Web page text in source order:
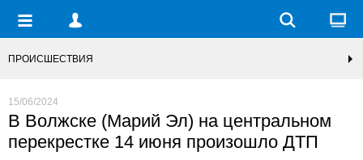
ПРОИСШЕСТВИЯ
15/06/2024
В Волжске (Марий Эл) на центральном
перекрестке 14 июня произошло ДТП